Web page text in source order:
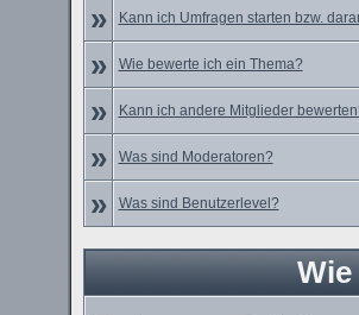
» Kann ich Umfragen starten bzw.
» Wie bewerte ich ein Thema?
» Kann ich andere Mitglieder
» Was sind Moderatoren?
» Was sind Benutzerlevel?